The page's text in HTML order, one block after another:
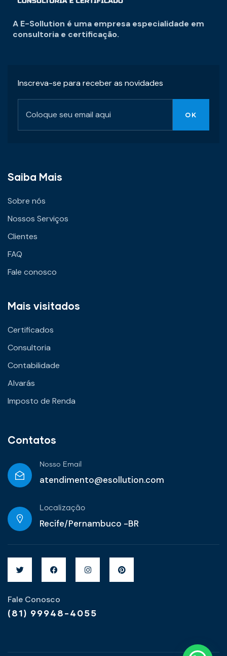
A E-Sollution é uma empresa especialidade em
consultoria e certificação.
Inscreva-se para receber as novidades
Saiba Mais
Sobre nós
Nossos Serviços
Clientes
FAQ
Fale conosco
Mais visitados
Certificados
Consultoria
Contabilidade
Alvarás
Imposto de Renda
Contatos
Nosso Email
atendimento@esollution.com
Localização
Recife/Pernambuco -BR
Fale Conosco
(81) 99948-4055
Olá! Bem vindo ao E-sollution!
Podemos ajudá-lo?